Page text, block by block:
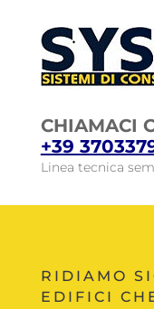
CHIAMACI
+39
Linea tecnica
RIDIAMO
EDIFICI